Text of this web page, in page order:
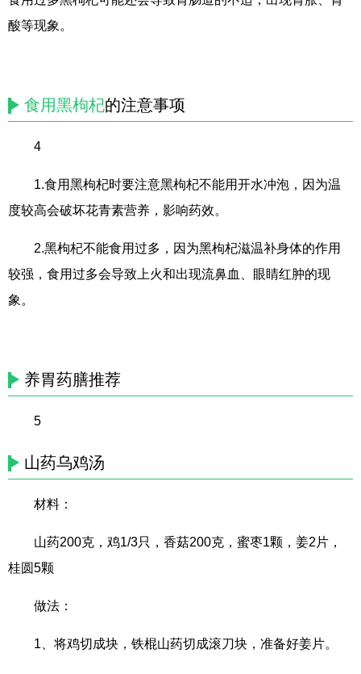
酸等现象。
食用黑枸杞的注意事项
4
1.食用黑枸杞时要注意黑枸杞不能用开水冲泡，因为温
度较高会破坏花青素营养，影响药效。
2.黑枸杞不能食用过多，因为黑枸杞滋温补身体的作用
较强，食用过多会导致上火和出现流鼻血、眼睛红肿的现
象。
养胃药膳推荐
5
山药乌鸡汤
材料：
山药200克，鸡1/3只，香菇200克，蜜枣1颗，姜2片，
桂圆5颗
做法：
1、将鸡切成块，铁棍山药切成滚刀块，准备好姜片。